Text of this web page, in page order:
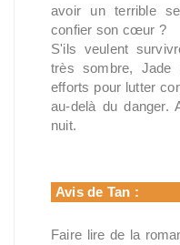
avoir un terrible
confier son cœur ?
S'ils veulent
très sombre, Jade
efforts pour lutter
au-delà du danger.
nuit.
Avis de Tan :
Faire lire de la